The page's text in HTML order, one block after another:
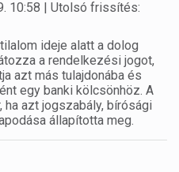
10:58 | Utolsó frissítés:
ideje alatt a dolog
a rendelkezési jogot,
azt más tulajdonába és
egy banki kölcsönhöz. A
azt jogszabály, bírósági
állapította meg.